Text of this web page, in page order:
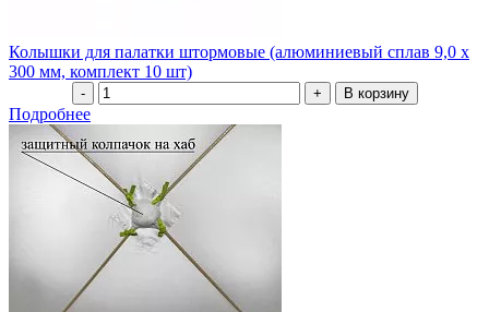
Колышки для палатки штормовые (алюминиевый сплав 9,0 х
300 мм, комплект 10 шт)
Подробнее